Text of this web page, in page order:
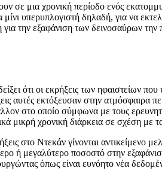
σε μια χρονική περίοδο ενός
υπερυπλογιστή δηλαδή, για να
την εξαφάνιση των δεινοσαύρων την
ότι οι εκρήξεις των ηφαιστείων
αυτές εκτόξευσαν στην ατμόσφαιρα
στο οποίο σύμφωνα με τους
μικρή χρονική διάρκεια σε σχέση με
στο Ντεκάν γίνονται αντικείμενο
ή μεγαλύτερο ποσοστό στην
όπως είναι ευνόητο νέα